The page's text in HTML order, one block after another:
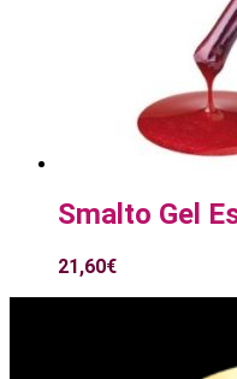
Smalto Gel
21,60€